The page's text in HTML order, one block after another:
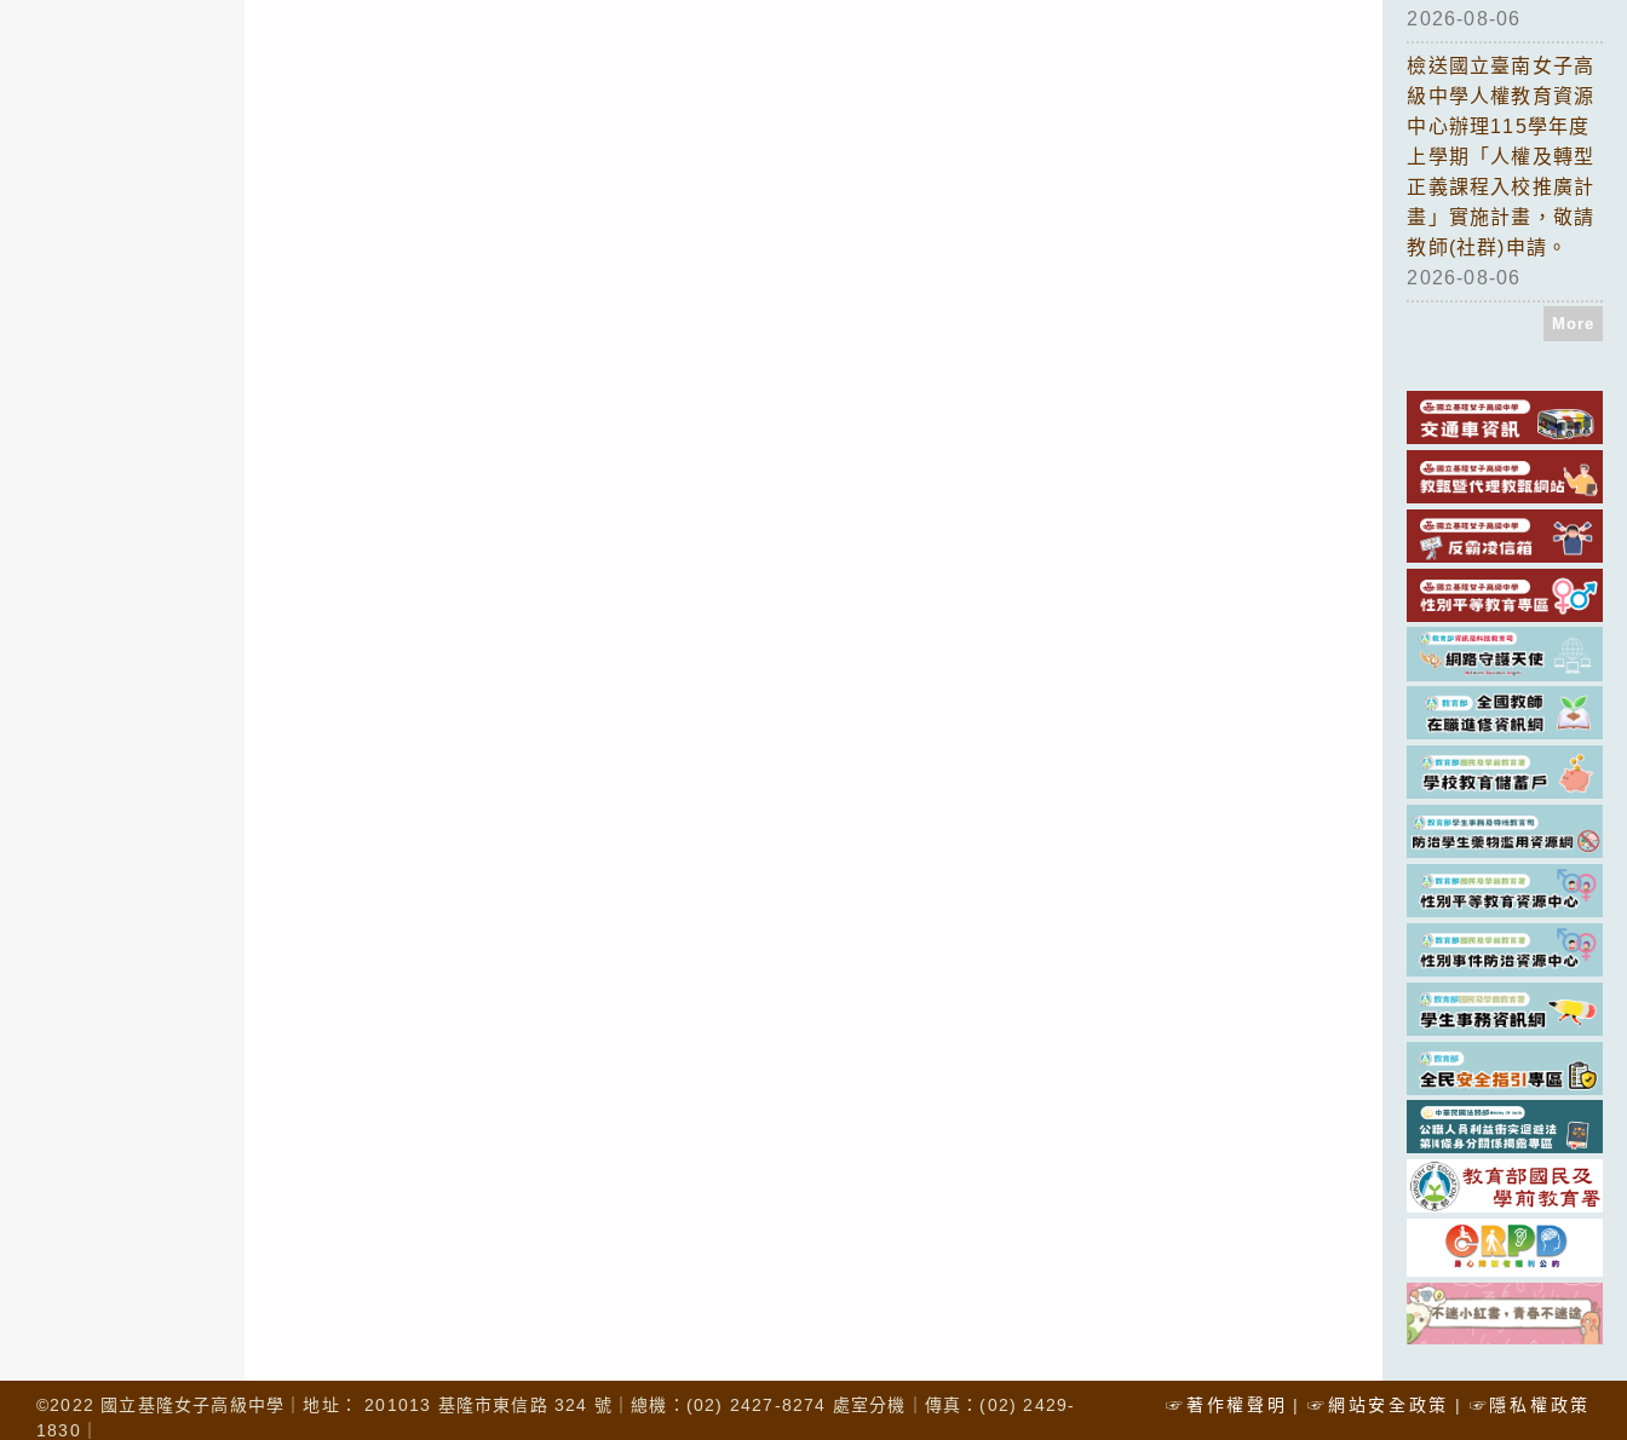
2026-08-06
檢送國立臺南女子高
級中學人權教育資源
中心辦理115學年度
上學期「人權及轉型
正義課程入校推廣計
畫」實施計畫，敬請
教師(社群)申請。
2026-08-06
More
☞著作權聲明 ☞網站安全政策 ☞隱私權政策
©2022 國立基隆女子高級中學｜地址： 201013 基隆市東信路 324 號｜總機：(02) 2427-8274 處室分機｜傳真：(02) 2429-
1830｜